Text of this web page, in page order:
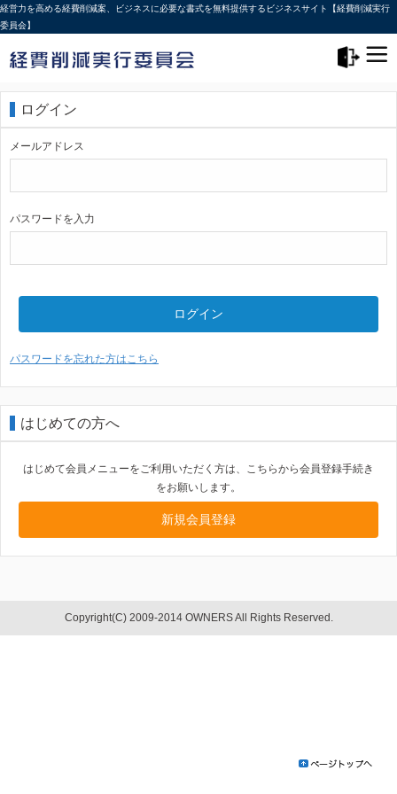
経営力を高める経費削減案、ビジネスに必要な書式を無料提供するビジネスサイト【経費削減実行
委員会】
ログイン
メールアドレス
パスワードを入力
ログイン
パスワードを忘れた方はこちら
はじめての方へ
はじめて会員メニューをご利用いただく方は、こちらから会員登録手続き
をお願いします。
新規会員登録
Copyright(C) 2009-2014 OWNERS All Rights Reserved.